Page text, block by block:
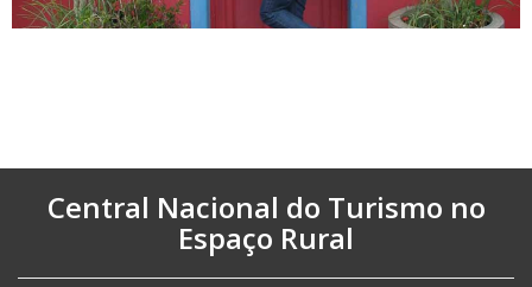
Central Nacional do Turismo no
Espaço Rural